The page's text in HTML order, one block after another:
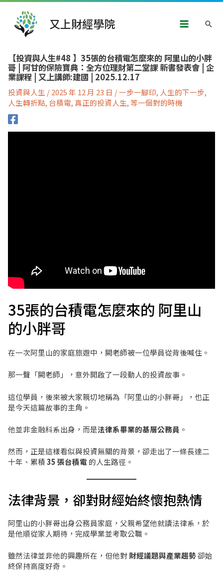
跳
又上財經學院
Menu搜
【投資與人生#48 】35張的台積電怎麼來的 阿里山的小胖
哥 | 阿甘的保險寶典：全方位理財第二堂課 新書發表會 | 企
業課程 | 又上講師:建國 | 2025.12.17
投資與人生 /2025 年 12 月 23 日 /一步一腳印, 人生的下一步,
人生轉折點, 台積電, 真正的投資人生,等一個對的時機
35張的台積電怎麼來的 阿里山
的小胖哥
在一次阿里山的家庭旅遊中，闕老師被一位學員從背後喊住。
那一聲「闕老師」，意外開啟了一段動人的投資故事。
這位學員，後來被大家親切地稱為「阿里山的小胖哥」，也正
是今天這篇故事的主角。
他並非金融科系出身，而是法律系畢業的基層公務員 。
然而，正是這樣看似與投資無關的背景，卻走出了一條長達二
十年、累積35 張台積電 的人生路徑。
法律背景，卻對財經始終懷抱熱情
阿里山的小胖哥出身公務員家庭，父親希望他就讀法律系，於
是他順從家人期待，完成學業並考取公職。
雖然法律並非他的興趣所在，但他對財經議題與產業趨勢卻始
終保持高度好奇。
章
導
覽